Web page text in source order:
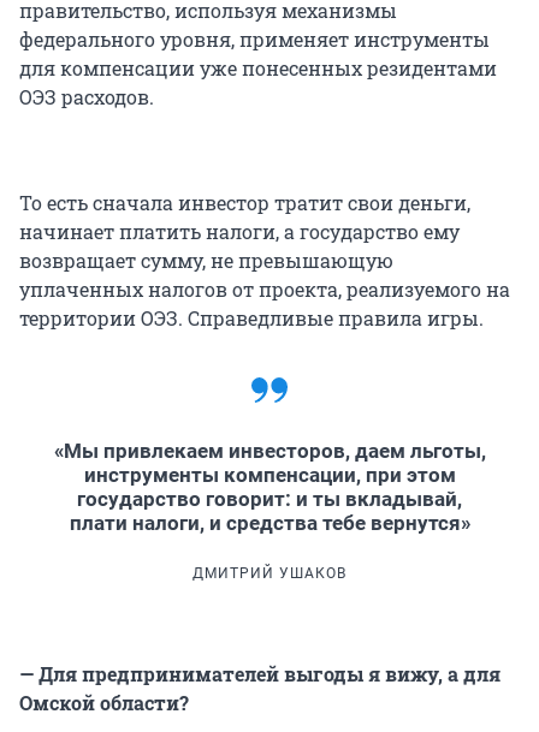
правительство, используя механизмы
федерального уровня, применяет инструменты
для компенсации уже понесенных резидентами
ОЭЗ расходов.
То есть сначала инвестор тратит свои деньги,
начинает платить налоги, а государство ему
возвращает сумму, не превышающую
уплаченных налогов от проекта, реализуемого на
территории ОЭЗ. Справедливые правила игры.
«Мы привлекаем инвесторов, даем льготы,
инструменты компенсации, при этом
государство говорит: и ты вкладывай,
плати налоги, и средства тебе вернутся»
ДМИТРИЙ УШАКОВ
— Для предпринимателей выгоды я вижу, а для
Омской области?